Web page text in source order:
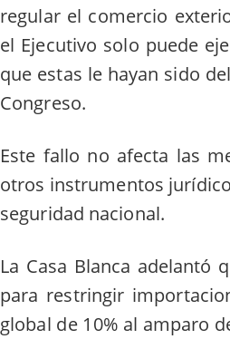
regular el comercio
el Ejecutivo solo puede
que estas le hayan sido
Congreso.
Este fallo no afecta las
otros instrumentos
seguridad nacional.
La Casa Blanca adelantó
para restringir
global de 10% al amparo